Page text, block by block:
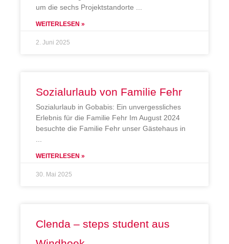
um die sechs Projektstandorte
WEITERLESEN »
2. Juni 2025
Sozialurlaub von Familie Fehr
Sozialurlaub in Gobabis: Ein unvergessliches
Erlebnis für die Familie Fehr Im August 2024
besuchte die Familie Fehr unser Gästehaus in
WEITERLESEN »
30. Mai 2025
Clenda – steps student aus